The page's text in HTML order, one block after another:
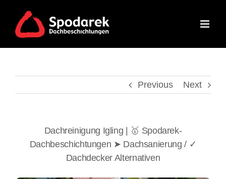
content
Previous Next
Dachreinigung Igling | 🥇 Spodarek-
Dachbeschichtungen ➤ Dachsanierung / ✓
Dachdecker Alternativen